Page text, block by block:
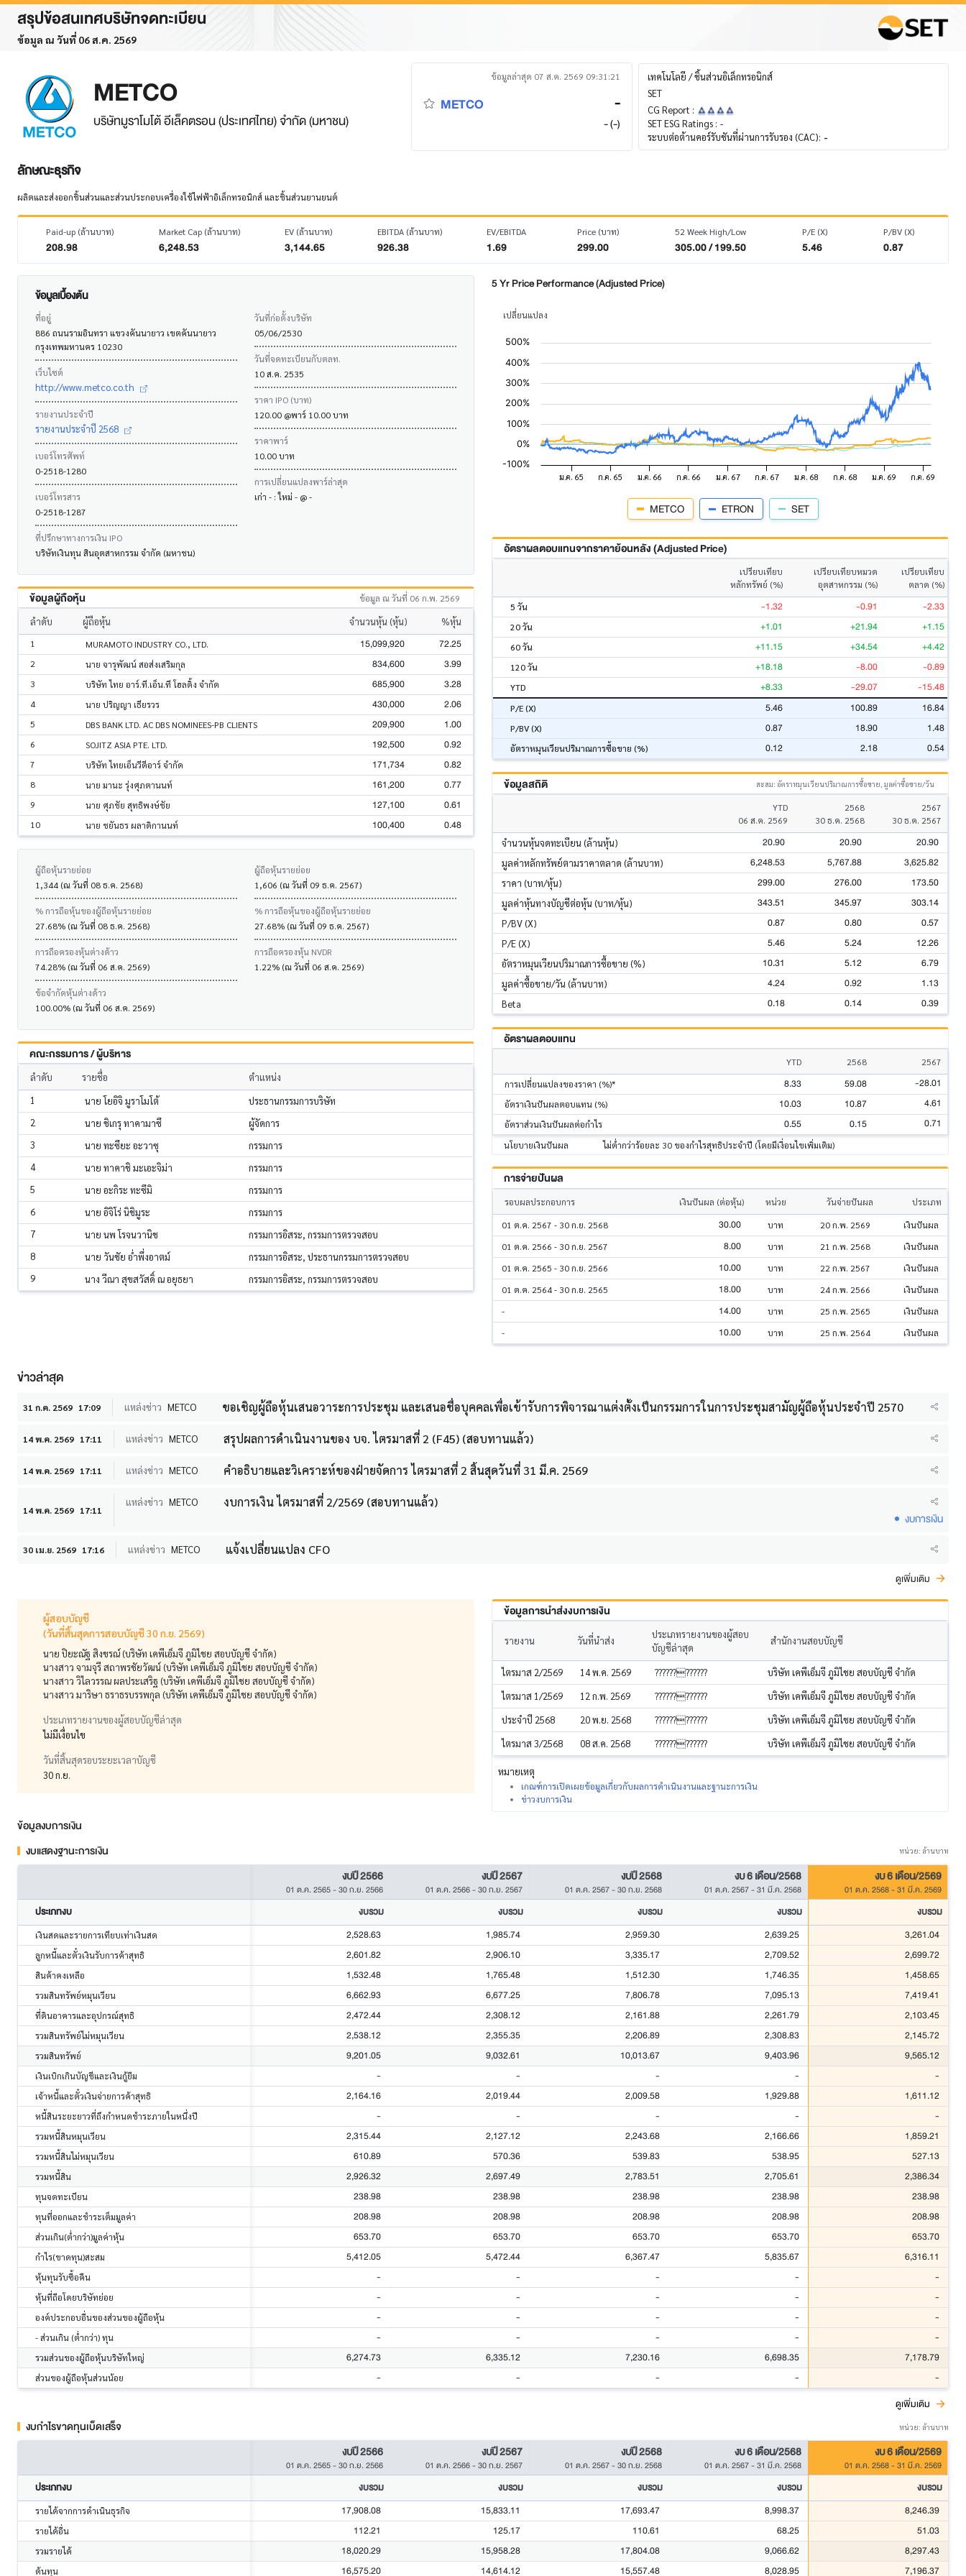
สรุปข้อสนเทศบริษัทจดทะเบียน
ข้อมูล ณ วันที่ 06 ส.ค. 2569
METCO
บริษัทมูราโมโต้ อีเล็คตรอน (ประเทศไทย) จำกัด (มหาชน)
ข้อมูลล่าสุด 07 ส.ค. 2569 09:31:21
METCO -
- (-)
เทคโนโลยี / ชิ้นส่วนอิเล็กทรอนิกส์
SET
CG Report :
SET ESG Ratings : -
ระบบต่อต้านคอร์รับชันที่ผ่านการรับรอง (CAC): -
ลักษณะธุรกิจ
ผลิตและส่งออกชิ้นส่วนและส่วนประกอบเครื่องใช้ไฟฟ้าอิเล็กทรอนิกส์ และชิ้นส่วนยานยนต์
Paid-up (ล้านบาท)
208.98
Market Cap (ล้านบาท)
6,248.53
EV (ล้านบาท)
3,144.65
EBITDA (ล้านบาท)
926.38
EV/EBITDA
1.69
Price (บาท)
299.00
52 Week High/Low
305.00 / 199.50
P/E (X)
5.46
P/BV (X)
0.87
ข้อมูลเบื้องต้น
ที่อยู่
886 ถนนรามอินทรา แขวงคันนายาว เขตคันนายาว
กรุงเทพมหานคร 10230
เว็บไซต์
http://www.metco.co.th
รายงานประจำปี
รายงานประจำปี 2568
เบอร์โทรศัพท์
0-2518-1280
เบอร์โทรสาร
0-2518-1287
ที่ปรึกษาทางการเงิน IPO
บริษัทเงินทุน สินอุตสาหกรรม จำกัด (มหาชน)
วันที่ก่อตั้งบริษัท
05/06/2530
วันที่จดทะเบียนกับตลท.
10 ส.ค. 2535
ราคา IPO (บาท)
120.00 @พาร์ 10.00 บาท
ราคาพาร์
10.00 บาท
การเปลี่ยนแปลงพาร์ล่าสุด
เก่า - : ใหม่ - @ -
ข้อมูลผู้ถือหุ้น ข้อมูล ณ วันที่ 06 ก.พ. 2569
ลำดับ ผู้ถือหุ้น จำนวนหุ้น (หุ้น) %หุ้น
1 MURAMOTO INDUSTRY CO., LTD. 15,099,920 72.25
2 นาย จารุพัฒน์ สอส่งเสริมกุล 834,600 3.99
3 บริษัท ไทย อาร์.ที.เอ็น.ที โฮลดิ้ง จำกัด 685,900 3.28
4 นาย ปริญญา เธียรวร 430,000 2.06
5 DBS BANK LTD. AC DBS NOMINEES-PB CLIENTS 209,900 1.00
6 SOJITZ ASIA PTE. LTD. 192,500 0.92
7 บริษัท ไทยเอ็นวีดีอาร์ จำกัด 171,734 0.82
8 นาย มานะ รุ่งศุภตานนท์ 161,200 0.77
9 นาย ศุภชัย สุทธิพงษ์ชัย 127,100 0.61
10 นาย ชยันธร ผลาดิกานนท์ 100,400 0.48
ผู้ถือหุ้นรายย่อย
1,344 (ณ วันที่ 08 ธ.ค. 2568)
% การถือหุ้นของผู้ถือหุ้นรายย่อย
27.68% (ณ วันที่ 08 ธ.ค. 2568)
การถือครองหุ้นต่างด้าว
74.28% (ณ วันที่ 06 ส.ค. 2569)
ข้อจำกัดหุ้นต่างด้าว
100.00% (ณ วันที่ 06 ส.ค. 2569)
ผู้ถือหุ้นรายย่อย
1,606 (ณ วันที่ 09 ธ.ค. 2567)
% การถือหุ้นของผู้ถือหุ้นรายย่อย
27.68% (ณ วันที่ 09 ธ.ค. 2567)
การถือครองหุ้น NVDR
1.22% (ณ วันที่ 06 ส.ค. 2569)
คณะกรรมการ / ผู้บริหาร
ลำดับ รายชื่อ
ตำแหน่ง
1
นาย โยอิจิ มูราโมโต้
ประธานกรรมการบริษัท
2
นาย ชิเกรุ ทาคามาซึ
ผู้จัดการ
3
นาย ทะซึยะ อะวาซุ
กรรมการ
4
นาย ทาคาชิ มะเอะจิม่า
กรรมการ
5
นาย อะกิระ ทะซึมิ
กรรมการ
6
นาย อิจิโร่ นิชิมูระ
กรรมการ
7
นาย นพ โรจนวานิช
กรรมการอิสระ, กรรมการตรวจสอบ
8
นาย วันชัย อ่ำพึ่งอาตม์
กรรมการอิสระ, ประธานกรรมการตรวจสอบ
9
นาง วีณา สุขสวัสดิ์ ณ อยุธยา กรรมการอิสระ, กรรมการตรวจสอบ
5 Yr Price Performance (Adjusted Price)
เปลี่ยนแปลง
METCO ETRON SET
อัตราผลตอบแทนจากราคาย้อนหลัง (Adjusted Price)
เปรียบเทียบ
หลักทรัพย์ (%)
เปรียบเทียบหมวด
อุตสาหกรรม (%)
เปรียบเทียบ
ตลาด (%)
5 วัน
-1.32 -0.91 -2.33
20 วัน +1.01 +21.94 +1.15
60 วัน +11.15 +34.54 +4.42
120 วัน +18.18 -8.00 -0.89
YTD +8.33 -29.07 -15.48
P/E (X) 5.46 100.89 16.84
P/BV (X) 0.87 18.90 1.48
อัตราหมุนเวียนปริมาณการซื้อขาย (%) 0.12 2.18 0.54
ข้อมูลสถิติ สะสม: อัตราหมุนเวียนปริมาณการซื้อขาย, มูลค่าซื้อขาย/วัน
YTD
06 ส.ค. 2569
2568
30 ธ.ค. 2568
2567
30 ธ.ค. 2567
จำนวนหุ้นจดทะเบียน (ล้านหุ้น) 20.90 20.90 20.90
มูลค่าหลักทรัพย์ตามราคาตลาด (ล้านบาท) 6,248.53 5,767.88 3,625.82
ราคา (บาท/หุ้น) 299.00 276.00 173.50
มูลค่าหุ้นทางบัญชีต่อหุ้น (บาท/หุ้น) 343.51 345.97 303.14
P/BV (X) 0.87 0.80 0.57
P/E (X) 5.46 5.24 12.26
อัตราหมุนเวียนปริมาณการซื้อขาย (%) 10.31 5.12 6.79
มูลค่าซื้อขาย/วัน (ล้านบาท) 4.24 0.92 1.13
Beta 0.18 0.14 0.39
อัตราผลตอบแทน
YTD 2568
2567
การเปลี่ยนแปลงของราคา (%)*
8.33 59.08 -28.01
อัตราเงินปันผลตอบแทน (%) 10.03 10.87 4.61
อัตราส่วนเงินปันผลต่อกำไร 0.55 0.15 0.71
นโยบายเงินปันผล ไม่ต่ำกว่าร้อยละ 30 ของกำไรสุทธิประจำปี (โดยมีเงื่อนไขเพิ่มเติม)
การจ่ายปันผล
รอบผลประกอบการ เงินปันผล (ต่อหุ้น) หน่วย วันจ่ายปันผล
ประเภท
01 ต.ค. 2567 - 30 ก.ย. 2568
30.00 บาท 20 ก.พ. 2569
เงินปันผล
01 ต.ค. 2566 - 30 ก.ย. 2567
8.00 บาท 21 ก.พ. 2568
เงินปันผล
01 ต.ค. 2565 - 30 ก.ย. 2566
10.00 บาท 22 ก.พ. 2567
เงินปันผล
01 ต.ค. 2564 - 30 ก.ย. 2565
18.00 บาท 24 ก.พ. 2566
เงินปันผล
-
14.00 บาท 25 ก.พ. 2565
เงินปันผล
-
10.00 บาท 25 ก.พ. 2564 เงินปันผล
ข่าวล่าสุด
31 ก.ค. 2569 17:09 แหล่งข่าว METCO ขอเชิญผู้ถือหุ้นเสนอวาระการประชุม และเสนอชื่อบุคคลเพื่อเข้ารับการพิจารณาแต่งตั้งเป็นกรรมการในการประชุมสามัญผู้ถือหุ้นประจำปี 2570
14 พ.ค. 2569 17:11 แหล่งข่าว METCO สรุปผลการดำเนินงานของ บจ. ไตรมาสที่ 2 (F45) (สอบทานแล้ว)
14 พ.ค. 2569 17:11 แหล่งข่าว METCO คำอธิบายและวิเคราะห์ของฝ่ายจัดการ ไตรมาสที่ 2 สิ้นสุดวันที่ 31 มี.ค. 2569
14 พ.ค. 2569 17:11
แหล่งข่าว METCO งบการเงิน ไตรมาสที่ 2/2569 (สอบทานแล้ว)
งบการเงิน
30 เม.ย. 2569 17:16 แหล่งข่าว METCO แจ้งเปลี่ยนแปลง CFO
ดูเพิ่มเติม
ผู้สอบบัญชี
(วันที่สิ้นสุดการสอบบัญชี 30 ก.ย. 2569)
นาย ปิยะณัฐ สิงขรณ์ (บริษัท เคพีเอ็มจี ภูมิไชย สอบบัญชี จำกัด)
นางสาว จามจุรี สถาพรชัยวัฒน์ (บริษัท เคพีเอ็มจี ภูมิไชย สอบบัญชี จำกัด)
นางสาว วิไลวรรณ ผลประเสริฐ (บริษัท เคพีเอ็มจี ภูมิไชย สอบบัญชี จำกัด)
นางสาว มาริษา ธราธรบรรพกุล (บริษัท เคพีเอ็มจี ภูมิไชย สอบบัญชี จำกัด)
ประเภทรายงานของผู้สอบบัญชีล่าสุด
ไม่มีเงื่อนไข
วันที่สิ้นสุดรอบระยะเวลาบัญชี
30 ก.ย.
ข้อมูลการนำส่งงบการเงิน
รายงาน วันที่นำส่ง
ประเภทรายงานของผู้สอบ
บัญชีล่าสุด
สำนักงานสอบบัญชี
ไตรมาส 2/2569 14 พ.ค. 2569 ????????????
บริษัท เคพีเอ็มจี ภูมิไชย สอบบัญชี จำกัด
ไตรมาส 1/2569
12 ก.พ. 2569 ????????????
บริษัท เคพีเอ็มจี ภูมิไชย สอบบัญชี จำกัด
ประจำปี 2568
20 พ.ย. 2568 ????????????
บริษัท เคพีเอ็มจี ภูมิไชย สอบบัญชี จำกัด
ไตรมาส 3/2568
08 ส.ค. 2568 ???????????? บริษัท เคพีเอ็มจี ภูมิไชย สอบบัญชี จำกัด
หมายเหตุ
เกณฑ์การเปิดเผยข้อมูลเกี่ยวกับผลการดำเนินงานและฐานะการเงิน
ข่าวงบการเงิน
ข้อมูลงบการเงิน
งบแสดงฐานะการเงิน
หน่วย: ล้านบาท
งบปี 2566
01 ต.ค. 2565-30 ก.ย. 2566
งบปี 2567
01 ต.ค. 2566-30 ก.ย. 2567
งบปี 2568
01 ต.ค. 2567-30 ก.ย. 2568
งบ 6 เดือน/2568
01 ต.ค. 2567-31 มี.ค. 2568
งบ 6 เดือน/2569
01 ต.ค. 2568-31 มี.ค. 2569
ประเภทงบ งบรวม งบรวม งบรวม งบรวม งบรวม
เงินสดและรายการเทียบเท่าเงินสด 2,528.63 1,985.74 2,959.30 2,639.25 3,261.04
ลูกหนี้และตั๋วเงินรับการค้าสุทธิ 2,601.82 2,906.10 3,335.17 2,709.52 2,699.72
สินค้าคงเหลือ 1,532.48 1,765.48 1,512.30 1,746.35 1,458.65
รวมสินทรัพย์หมุนเวียน 6,662.93 6,677.25 7,806.78 7,095.13 7,419.41
ที่ดินอาคารและอุปกรณ์สุทธิ 2,472.44 2,308.12 2,161.88 2,261.79 2,103.45
รวมสินทรัพย์ไม่หมุนเวียน 2,538.12 2,355.35 2,206.89 2,308.83 2,145.72
รวมสินทรัพย์ 9,201.05 9,032.61 10,013.67 9,403.96 9,565.12
เงินเบิกเกินบัญชีและเงินกู้ยืม - - - - -
เจ้าหนี้และตั๋วเงินจ่ายการค้าสุทธิ 2,164.16 2,019.44 2,009.58 1,929.88 1,611.12
หนี้สินระยะยาวที่ถึงกำหนดชำระภายในหนึ่งปี - - - - -
รวมหนี้สินหมุนเวียน 2,315.44 2,127.12 2,243.68 2,166.66 1,859.21
รวมหนี้สินไม่หมุนเวียน 610.89 570.36 539.83 538.95 527.13
รวมหนี้สิน 2,926.32 2,697.49 2,783.51 2,705.61 2,386.34
ทุนจดทะเบียน 238.98 238.98 238.98 238.98 238.98
ทุนที่ออกและชำระเต็มมูลค่า 208.98 208.98 208.98 208.98 208.98
ส่วนเกิน(ต่ำกว่า)มูลค่าหุ้น 653.70 653.70 653.70 653.70 653.70
กำไร(ขาดทุน)สะสม 5,412.05 5,472.44 6,367.47 5,835.67 6,316.11
หุ้นทุนรับซื้อคืน - - - - -
หุ้นที่ถือโดยบริษัทย่อย - - - - -
องค์ประกอบอื่นของส่วนของผู้ถือหุ้น - - - - -
- ส่วนเกิน (ต่ำกว่า) ทุน - - - - -
รวมส่วนของผู้ถือหุ้นบริษัทใหญ่ 6,274.73 6,335.12 7,230.16 6,698.35 7,178.79
ส่วนของผู้ถือหุ้นส่วนน้อย - - - -
-
ดูเพิ่มเติม
งบกำไรขาดทุนเบ็ดเสร็จ หน่วย: ล้านบาท
งบปี 2566
01 ต.ค. 2565-30 ก.ย. 2566
งบปี 2567
01 ต.ค. 2566-30 ก.ย. 2567
งบปี 2568
01 ต.ค. 2567-30 ก.ย. 2568
งบ 6 เดือน/2568
01 ต.ค. 2567-31 มี.ค. 2568
งบ 6 เดือน/2569
01 ต.ค. 2568-31 มี.ค. 2569
ประเภทงบ งบรวม งบรวม งบรวม งบรวม งบรวม
รายได้จากการดำเนินธุรกิจ 17,908.08 15,833.11 17,693.47 8,998.37 8,246.39
รายได้อื่น 112.21 125.17 110.61 68.25 51.03
รวมรายได้ 18,020.29 15,958.28 17,804.08 9,066.62 8,297.43
ต้นทุน 16,575.20 14,614.12 15,557.48 8,028.95 7,196.37